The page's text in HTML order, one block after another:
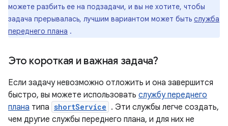
можете разбить ее на подзадачи, и вы не хотите, чтобы
задача прерывалась, лучшим вариантом может быть служба
переднего плана .
Это короткая и важная задача?
Если задачу невозможно отложить и она завершится
быстро, вы можете использовать службу переднего
плана типа shortService . Эти службы легче создать,
чем другие службы переднего плана, и для них не